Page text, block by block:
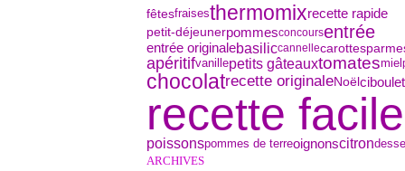
fêtesfraisesthermomixrecette rapide
petit-déjeunerpommesconcoursentrée
entrée originalebasiliccannellecarottes
apéritifvanillepetits gâteauxtomatesmiel
chocolatrecette originaleNoël
recette facile
poissonspommes de terreoignonscitron
ARCHIVES